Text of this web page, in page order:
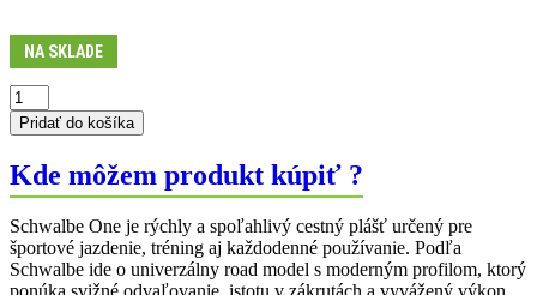
NA SKLADE
množstvo
Plášť
ONE
Pridať do košíka
Kde môžem produkt kúpiť ?
Schwalbe One je rýchly a spoľahlivý cestný plášť určený pre
športové jazdenie, tréning aj každodenné používanie. Podľa
Schwalbe ide o univerzálny road model s moderným profilom, ktorý
ponúka svižné odvaľovanie, istotu v zákrutách a vyvážený výkon